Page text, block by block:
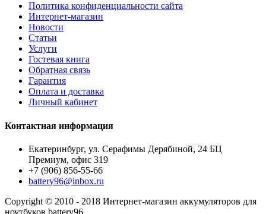
Политика конфиденциальности сайта
Интернет-магазин
Новости
Статьи
Услуги
Гостевая книга
Обратная связь
Гарантия
Оплата и доставка
Личный кабинет
Контактная информация
Екатеринбург, ул. Серафимы Дерябиной, 24 БЦ
Премиум, офис 319
+7 (906) 856-55-66
battery96@inbox.ru
Copyright © 2010 - 2018 Интернет-магазин аккумуляторов для
ноутбуков battery96.